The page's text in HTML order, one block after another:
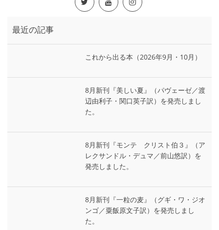
最近の記事
これから出る本（2026年9月・10月）
8月新刊『美しい夏』（パヴェーゼ／渡
辺由利子・関口英子訳）を発売しまし
た。
8月新刊『モンテ゠クリスト伯３』（ア
レクサンドル・デュマ／前山悠訳）を
発売しました。
8月新刊『一粒の麦』（グギ・ワ・ジオ
ンゴ／粟飯原文子訳）を発売しまし
た。